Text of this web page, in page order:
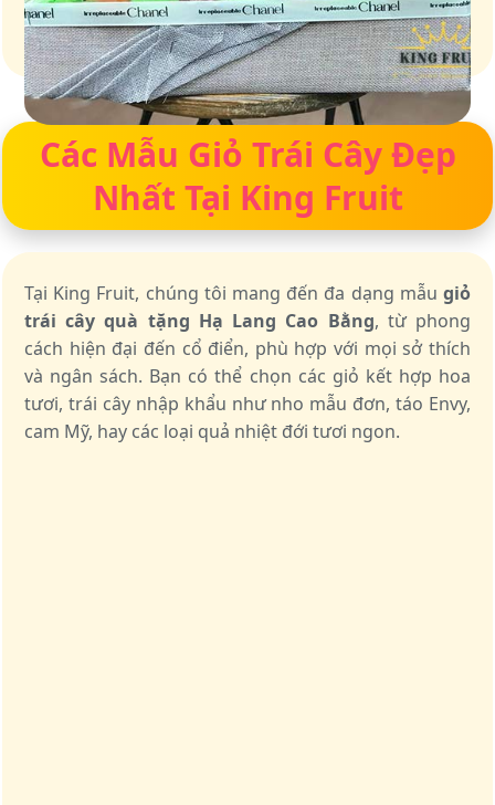
Giỏ quà – Tinh hoa từ trái cây tươi ngon
Các Mẫu Giỏ Trái Cây Đẹp
Nhất Tại King Fruit
Tại King Fruit, chúng tôi mang đến đa dạng mẫu giỏ
trái cây quà tặng Hạ Lang Cao Bằng, từ phong
cách hiện đại đến cổ điển, phù hợp với mọi sở thích
và ngân sách. Bạn có thể chọn các giỏ kết hợp hoa
tươi, trái cây nhập khẩu như nho mẫu đơn, táo Envy,
cam Mỹ, hay các loại quả nhiệt đới tươi ngon.